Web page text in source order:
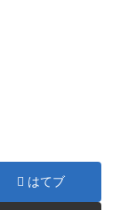
はてブ